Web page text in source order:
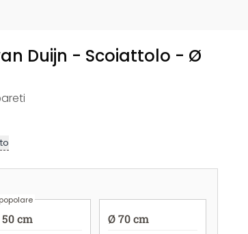
Duijn - Scoiattolo - Ø
popolare
cm
Ø 70 cm